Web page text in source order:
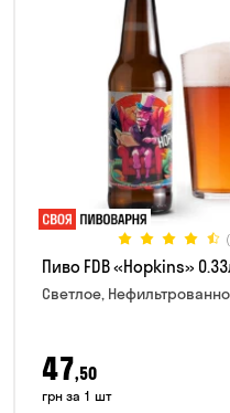
Пиво FDB «Hopkins»
Светлое,
47,50
грн за 1 шт